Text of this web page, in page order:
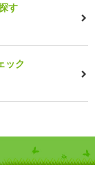
す
ック